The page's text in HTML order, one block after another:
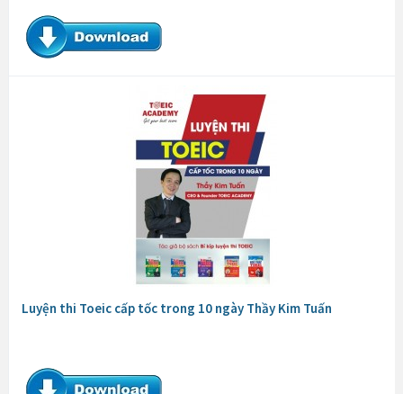
Luyện thi Toeic cấp tốc trong 10 ngày Thầy Kim Tuấn